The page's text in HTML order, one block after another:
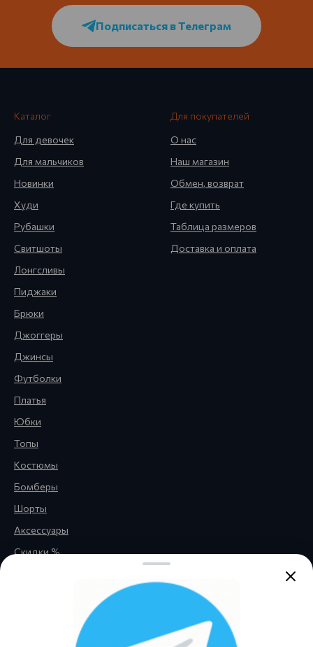
Подписаться в Телеграм
Каталог
Для девочек
Для мальчиков
Новинки
Худи
Рубашки
Свитшоты
Лонгсливы
Пиджаки
Брюки
Джоггеры
Джинсы
Футболки
Платья
Юбки
Топы
Костюмы
Бомберы
Шорты
Аксессуары
Скидки %
Для покупателей
О нас
Наш магазин
Обмен, возврат
Где купить
Таблица размеров
Доставка и оплата
конфиденциальности
Обратная связь